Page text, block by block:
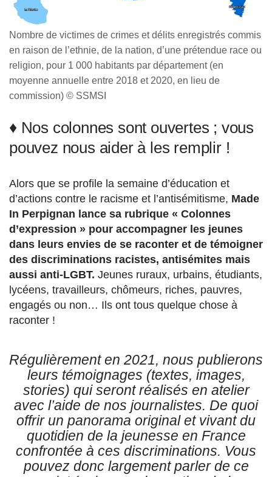
Nombre de victimes de crimes et délits enregistrés commis
en raison de l’ethnie, de la nation, d’une prétendue race ou
religion, pour 1 000 habitants par département (en
moyenne annuelle entre 2018 et 2020, en lieu de
commission) © SSMSI
♦ Nos colonnes sont ouvertes ; vous
pouvez nous aider à les remplir !
Alors que se profile la semaine d’éducation et
d’actions contre le racisme et l’antisémitisme, Made
In Perpignan lance sa rubrique « Colonnes
d’expression » pour accompagner les jeunes
dans leurs envies de se raconter et de témoigner
des discriminations racistes, antisémites mais
aussi anti-LGBT. Jeunes ruraux, urbains, étudiants,
lycéens, travailleurs, chômeurs, riches, pauvres,
engagés ou non… Ils ont tous quelque chose à
raconter !
Régulièrement en 2021, nous publierons
leurs témoignages (textes, images,
stories) qui seront réalisés en atelier
avec l’aide de nos journalistes. De quoi
offrir un panorama original et vivant du
quotidien de la jeunesse en France
confrontée à ces discriminations. Vous
pouvez donc largement parler de ce